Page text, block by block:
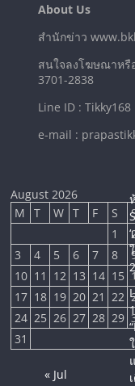
About Us
สำนักข่าว
สนใจลงโฆษณาหรื
3701-2838
Line ID : Tikky168
e-mail :
August 2026
M
T W T F S
1
3
4 5 6 7 8
10 11 12 13 14 15
17 18 19 20 21 22
24 25 26 27 28 29
31
« Jul